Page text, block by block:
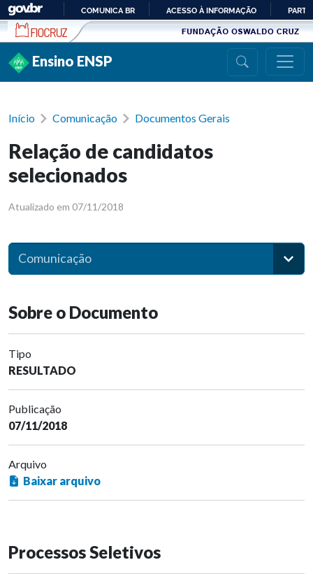
Ir para conteúdo
PARA
COMUNICA BR ACESSO À INFORMAÇÃO
Ensino ENSP
Início Comunicação Documentos Gerais
Relação de candidatos
selecionados
Atualizado em 07/11/2018
Comunicação
Sobre o Documento
Tipo
RESULTADO
Publicação
07/11/2018
Arquivo
Baixar arquivo
Processos Seletivos